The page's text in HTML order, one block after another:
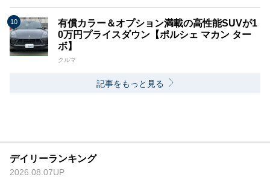
有償カラー＆オプション満載の高性能SUVが1
0万円プライスダウン【ポルシェ マカン ター
ボ】
クルマ
記事をもっと見る
デイリーランキング
2026.08.07UP